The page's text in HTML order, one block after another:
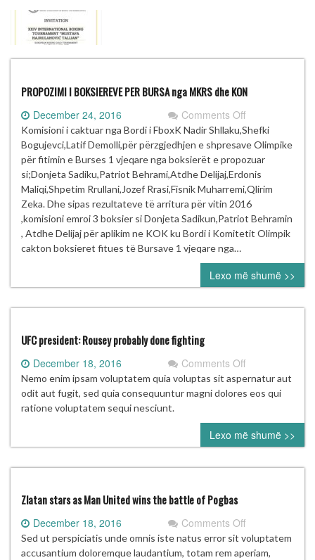
PROPOZIMI I BOKSIEREVE PER BURSA nga MKRS dhe KON
December 24, 2016 Comments Offon
PROPOZIMI
I
BOKSIEREVE
PER
BURSA
nga
MKRS
dhe
Komisioni i caktuar nga Bordi i FboxK Nadir Shllaku,Shefki
Bogujevci,Latif Demolli,për përzgjedhjen e shpresave Olimpike
për fitimin e Burses 1 vjeqare nga boksierët e propozuar
si;Donjeta Sadiku,Patriot Behrami,Atdhe Delijaj,Erdonis
Maliqi,Shpetim Rrullani,Jozef Rrasi,Fisnik Muharremi,Qlirim
Zeka. Dhe sipas rezultateve të arritura për vitin 2016
,komisioni emroi 3 boksier si Donjeta Sadikun,Patriot Behramin
, Atdhe Delijaj për aplikim ne KOK ku Bordi i Komitetit Olimpik
cakton boksieret fitues të Bursave 1 vjeqare nga…
Lexo më shumë >>
UFC president: Rousey probably done fighting
December 18, 2016 Comments Offon
UFC
president:
probably
done
fighting
Nemo enim ipsam voluptatem quia voluptas sit aspernatur aut
odit aut fugit, sed quia consequuntur magni dolores eos qui
ratione voluptatem sequi nesciunt.
Lexo më shumë >>
Zlatan stars as Man United wins the battle of Pogbas
December 18, 2016 Comments Offon
Zlatan
stars
Sed ut perspiciatis unde omnis iste natus error sit voluptatem
accusantium doloremque laudantium, totam rem aperiam,